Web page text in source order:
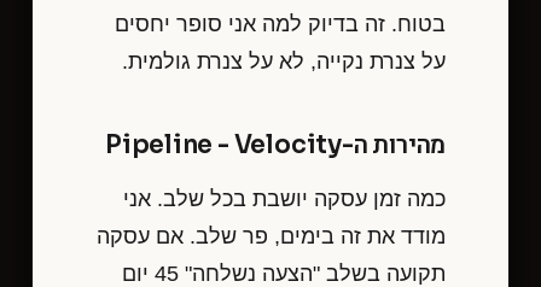
בטוח. זה בדיוק למה אני סופר יחסים
על צנרת נקייה, לא על צנרת גולמית.
מהירות ה-Pipeline - Velocity
כמה זמן עסקה יושבת בכל שלב. אני
מודד את זה בימים, פר שלב. אם עסקה
תקועה בשלב "הצעה נשלחה" 45 יום